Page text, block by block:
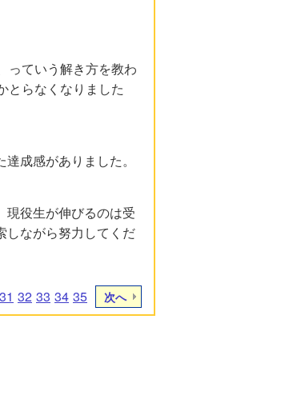
っていう解き方を教わ
とらなくなりました
成感がありました。
現役生が伸びるのは受
しながら努力してくだ
31 32 33 34 35 次へ